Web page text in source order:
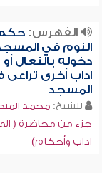
الفهرس:
النوم في
دخوله بالنعال أو
آداب أخرى تراعى
المسجد
للشيخ: محمد
جزء من محاضرة (
آداب وأحكام)